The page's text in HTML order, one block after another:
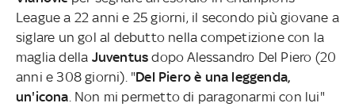
League a 22 anni e 25 giorni, il secondo più giovane a
siglare un gol al debutto nella competizione con la
maglia della Juventusdopo Alessandro Del Piero (20
anni e 308 giorni). "Del Piero è una leggenda,
un'icona . Non mi permetto di paragonarmi con lui"